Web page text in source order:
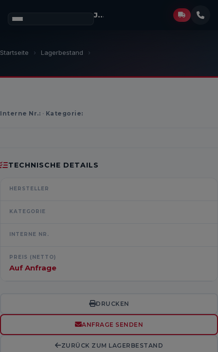
Josef Müller
Startseite › Lagerbestand ›
Interne Nr.: · Kategorie:
TECHNISCHE DETAILS
HERSTELLER
KATEGORIE
INTERNE NR.
PREIS (NETTO)
Auf Anfrage
DRUCKEN
ANFRAGE SENDEN
ZURÜCK ZUM LAGERBESTAND